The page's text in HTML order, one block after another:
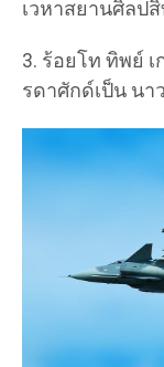
เวหาสยานศิลป
3. ร้อยโท ทิพย์
รดาศักด์เป็น น